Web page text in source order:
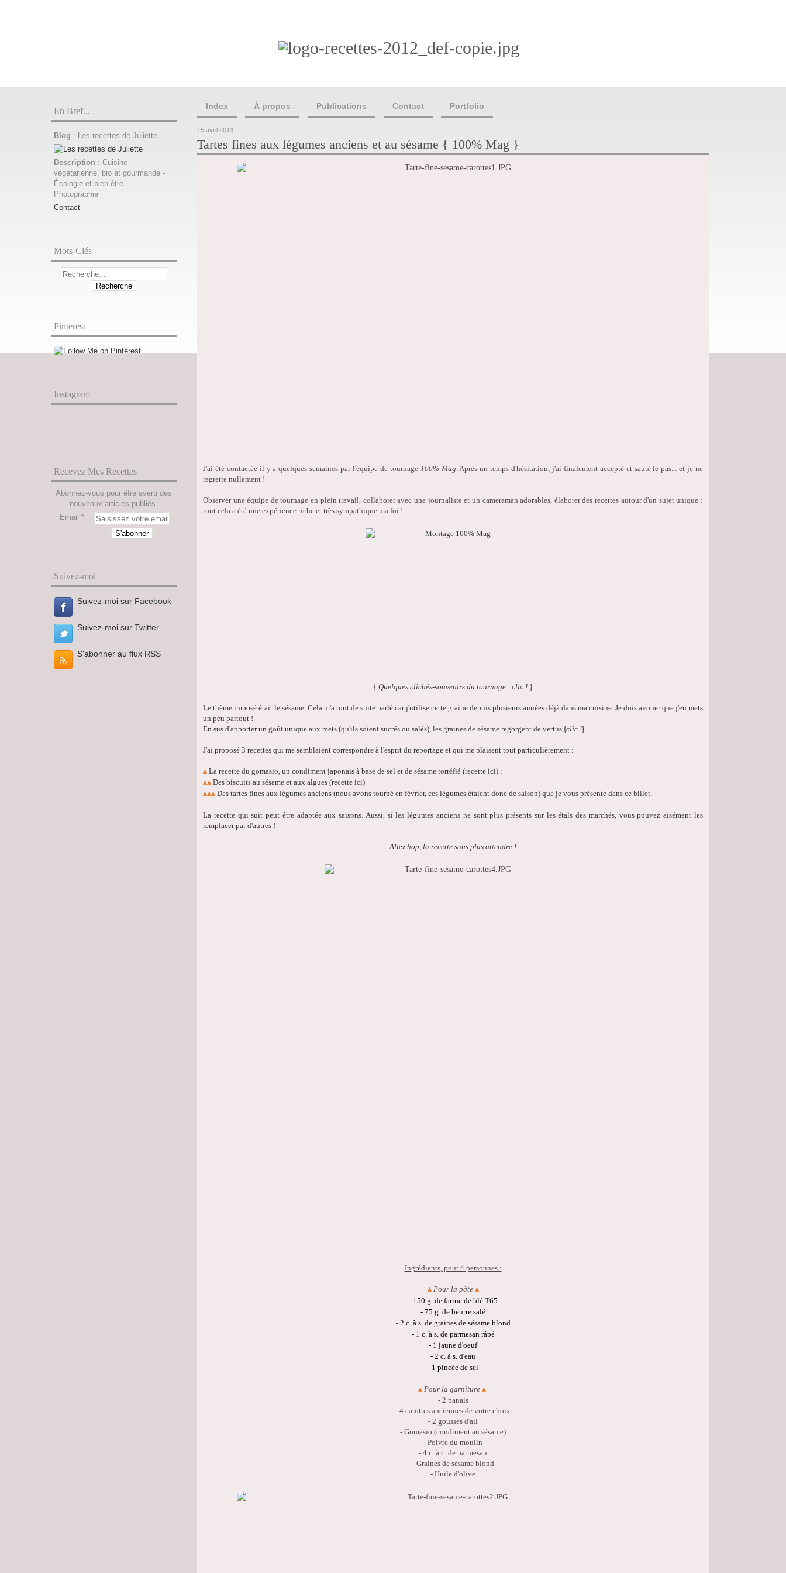
En Bref...
Blog : Les recettes de Juliette
Description : Cuisine
végétarienne, bio et gourmande -
Écologie et bien-être -
Photographie
Contact
Mots-Clés
Pinterest
Instagram
Recevez Mes Recettes
Abonnez-vous pour être averti des
nouveaux articles publiés.
Email
Suivez-moi
Suivez-moi sur Facebook
Suivez-moi sur Twitter
S'abonner au flux RSS
Index À propos Publications Contact Portfolio
15 avril 2013
Tartes fines aux légumes anciens et au sésame { 100% Mag }
J'ai été contactée il y a quelques semaines par l'équipe de tournage 100% Mag. Après un temps d'hésitation, j'ai finalement accepté et sauté le pas... et je ne
regrette nullement !
Observer une équipe de tournage en plein travail, collaborer avec une journaliste et un cameraman adorables, élaborer des recettes autour d'un sujet unique :
tout cela a été une expérience riche et très sympathique ma foi !
{ Quelques clichés-souvenirs du tournage : clic ! }
Le thème imposé était le sésame. Cela m'a tout de suite parlé car j'utilise cette graine depuis plusieurs années déjà dans ma cuisine. Je dois avouer que j'en mets
un peu partout !
En sus d'apporter un goût unique aux mets (qu'ils soient sucrés ou salés), les graines de sésame regorgent de vertus {clic !}.
J'ai proposé 3 recettes qui me semblaient correspondre à l'esprit du reportage et qui me plaisent tout particulièrement :
▴ La recette du gomasio, un condiment japonais à base de sel et de sésame torréfié (recette ici) ;
▴▴ Des biscuits au sésame et aux algues (recette ici)
▴▴▴ Des tartes fines aux légumes anciens (nous avons tourné en février, ces légumes étaient donc de saison) que je vous présente dans ce billet.
La recette qui suit peut être adaptée aux saisons. Aussi, si les légumes anciens ne sont plus présents sur les étals des marchés, vous pouvez aisément les
remplacer par d'autres !
Allez hop, la recette sans plus attendre !
Ingrédients, pour 4 personnes :
▴ Pour la pâte ▴
- 150 g. de farine de blé T65
- 75 g. de beurre salé
- 2 c. à s. de graines de sésame blond
- 1 c. à s. de parmesan râpé
- 1 jaune d'oeuf
- 2 c. à s. d'eau
- 1 pincée de sel
▴ Pour la garniture ▴
- 2 panais
- 4 carottes anciennes de votre choix
- 2 gousses d'ail
- Gomasio (condiment au sésame)
- Poivre du moulin
- 4 c. à c. de parmesan
- Graines de sésame blond
- Huile d'olive